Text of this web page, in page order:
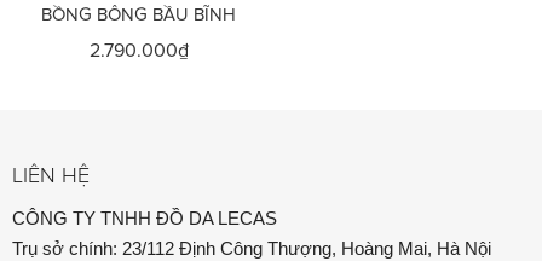
BỒNG BÔNG BẦU BĨNH
2.790.000₫
LIÊN HỆ
CÔNG TY TNHH ĐỒ DA LECAS
Trụ sở chính: 23/112 Định Công Thượng, Hoàng Mai, Hà Nội